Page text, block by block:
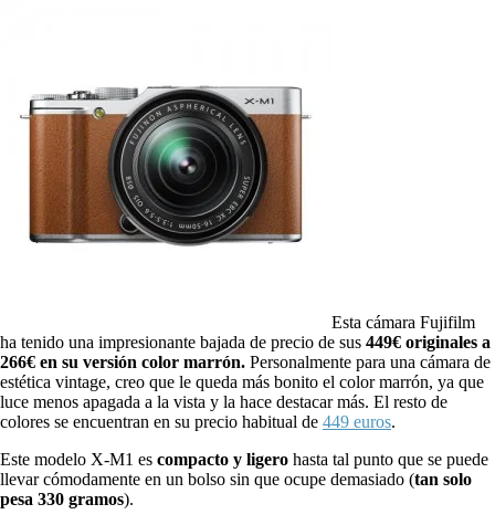
Esta cámara Fujifilm
ha tenido una impresionante bajada de precio de sus 449€ originales a
266€ en su versión color marrón. Personalmente para una cámara de
estética vintage, creo que le queda más bonito el color marrón, ya que
luce menos apagada a la vista y la hace destacar más. El resto de
colores se encuentran en su precio habitual de 449 euros.
Este modelo X-M1 es compacto y ligero hasta tal punto que se puede
llevar cómodamente en un bolso sin que ocupe demasiado (tan solo
pesa 330 gramos).